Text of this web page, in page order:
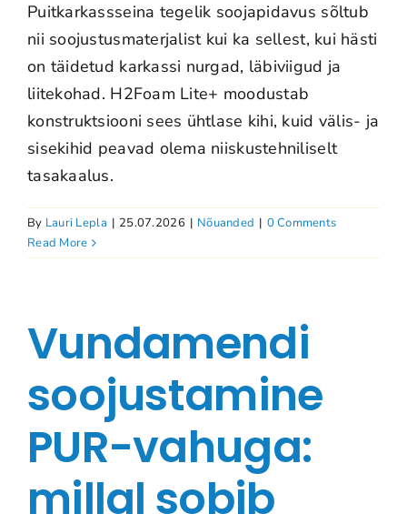
Puitkarkassseina tegelik soojapidavus sõltub
nii soojustusmaterjalist kui ka sellest, kui hästi
on täidetud karkassi nurgad, läbiviigud ja
liitekohad. H2Foam Lite+ moodustab
konstruktsiooni sees ühtlase kihi, kuid välis- ja
sisekihid peavad olema niiskustehniliselt
tasakaalus.
By Lauri Lepla | 25.07.2026 | Nõuanded | 0 Comments
Read More
Vundamendi
soojustamine
PUR-vahuga:
millal sobib